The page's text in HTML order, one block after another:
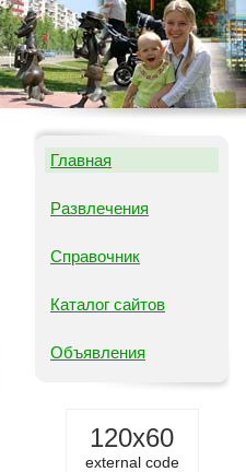
Главная
Развлечения
Справочник
Каталог сайтов
Объявления
120x60
external code